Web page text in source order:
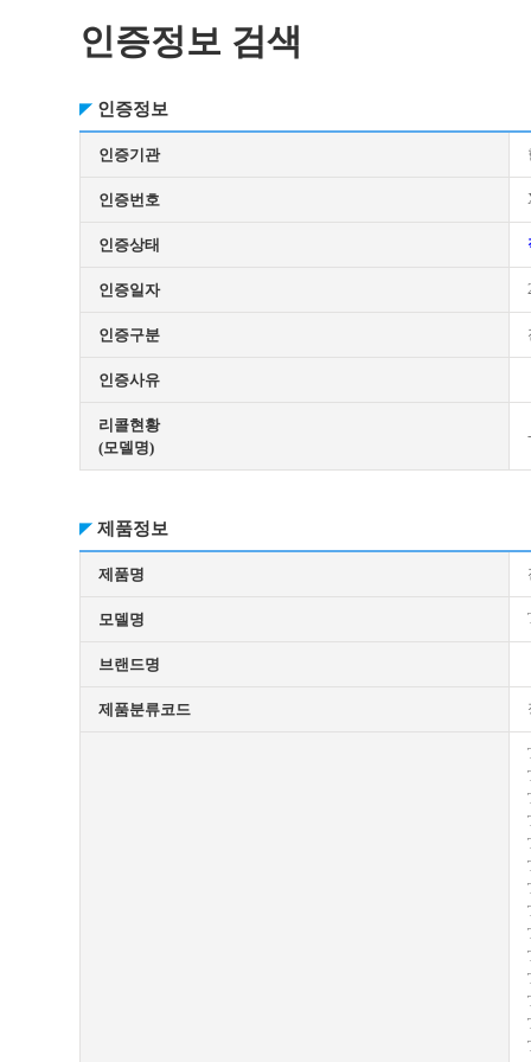
인증정보 검색
인증정보
인증기관
인증번호
인증상태
인증일자
인증구분
인증사유
리콜현황
(모델명)
제품정보
제품명
모델명
브랜드명
제품분류코드